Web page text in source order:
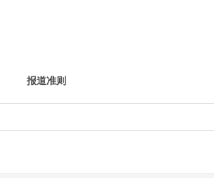
报道准则